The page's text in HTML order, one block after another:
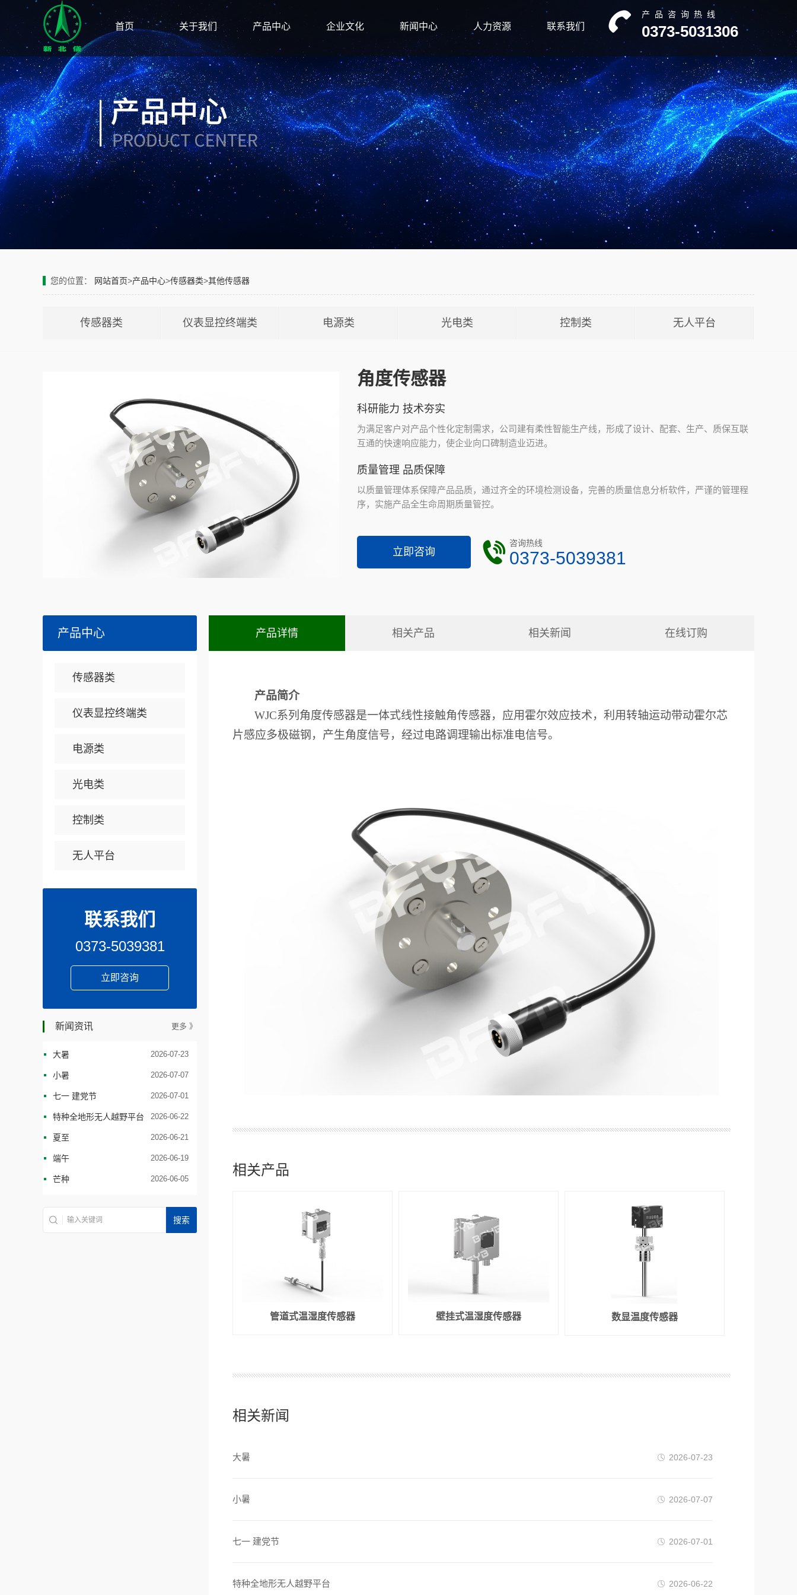
首页 关于我们 产品中心 企业文化 新闻中心 人力资源 联系我们
产品咨询热线
0373-5031306
您的位置： 网站首页>产品中心>传感器类>其他传感器
传感器类 仪表显控终端类 电源类 光电类 控制类 无人平台
角度传感器
科研能力 技术夯实
为满足客户对产品个性化定制需求，公司建有柔性智能生产线，形成了设计、配套、生产、质保互联
互通的快速响应能力，使企业向口碑制造业迈进。
质量管理 品质保障
以质量管理体系保障产品品质，通过齐全的环境检测设备，完善的质量信息分析软件，严谨的管理程
序，实施产品全生命周期质量管控。
立即咨询
咨询热线
0373-5039381
产品详情 相关产品 相关新闻 在线订购
产品简介
WJC系列角度传感器是一体式线性接触角传感器，应用霍尔效应技术，利用转轴运动带动霍尔芯
片感应多极磁钢， 产生角度信号，经过电路调理输出标准电信号。
相关产品
管道式温湿度传感器 壁挂式温湿度传感器 数显温度传感器
相关新闻
2026-07-23
大暑
2026-07-07
小暑
2026-07-01
七一 建党节
2026-06-22
特种全地形无人越野平台
产品中心
传感器类
仪表显控终端类
电源类
光电类
控制类
无人平台
联系我们
0373-5039381
立即咨询
新闻资讯 更多 》
大暑 2026-07-23
小暑 2026-07-07
七一 建党节 2026-07-01
特种全地形无人越野平台 2026-06-22
夏至 2026-06-21
端午 2026-06-19
芒种 2026-06-05